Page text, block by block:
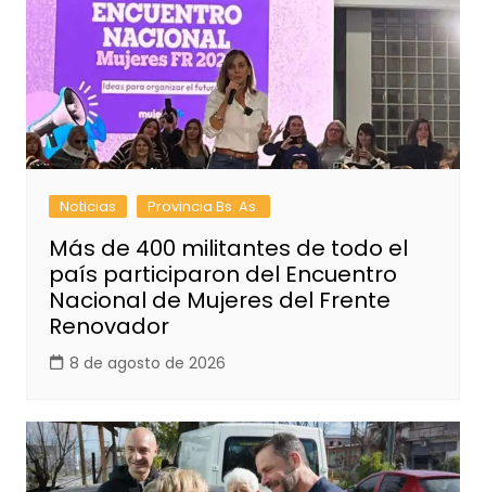
Noticias Provincia Bs. As.
Más de 400 militantes de todo el
país participaron del Encuentro
Nacional de Mujeres del Frente
Renovador
8 de agosto de 2026